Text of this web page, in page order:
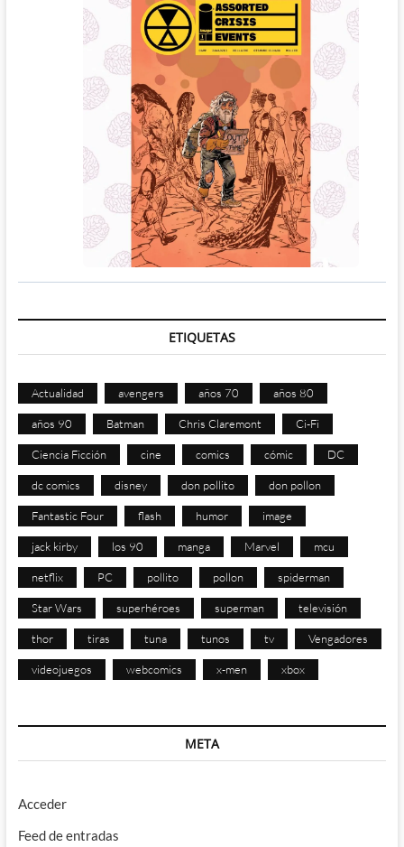
ETIQUETAS
Actualidad avengers años 70 años 80
años 90 Batman Chris Claremont Ci-Fi
Ciencia Ficción cine comics cómic DC
dc comics disney don pollito don pollon
Fantastic Four flash humor image
jack kirby los 90 manga Marvel mcu
netflix PC pollito pollon spiderman
Star Wars superhéroes superman televisión
thor tiras tuna tunos tv Vengadores
videojuegos webcomics x-men xbox
META
Acceder
Feed de entradas